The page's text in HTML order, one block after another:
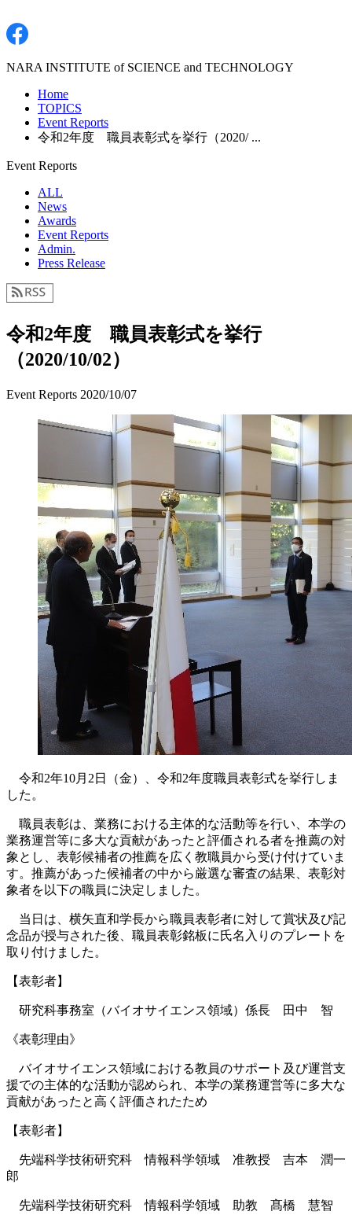
NARA INSTITUTE of SCIENCE and TECHNOLOGY
Home
TOPICS
Event Reports
令和2年度 職員表彰式を挙行（2020/ ...
Event Reports
ALL
News
Awards
Event Reports
Admin.
Press Release
令和2年度 職員表彰式を挙行
（2020/10/02）
Event Reports 2020/10/07
令和2年10月2日（金）、令和2年度職員表彰式を挙行しま
した。
職員表彰は、業務における主体的な活動等を行い、本学の
業務運営等に多大な貢献があったと評価される者を推薦の対
象とし、表彰候補者の推薦を広く教職員から受け付けていま
す。推薦があった候補者の中から厳選な審査の結果、表彰対
象者を以下の職員に決定しました。
当日は、横矢直和学長から職員表彰者に対して賞状及び記
念品が授与された後、職員表彰銘板に氏名入りのプレートを
取り付けました。
【表彰者】
研究科事務室（バイオサイエンス領域）係長 田中 智
《表彰理由》
バイオサイエンス領域における教員のサポート及び運営支
援での主体的な活動が認められ、本学の業務運営等に多大な
貢献があったと高く評価されたため
【表彰者】
先端科学技術研究科 情報科学領域 准教授 吉本 潤一
郎
先端科学技術研究科 情報科学領域 助教 髙橋 慧智